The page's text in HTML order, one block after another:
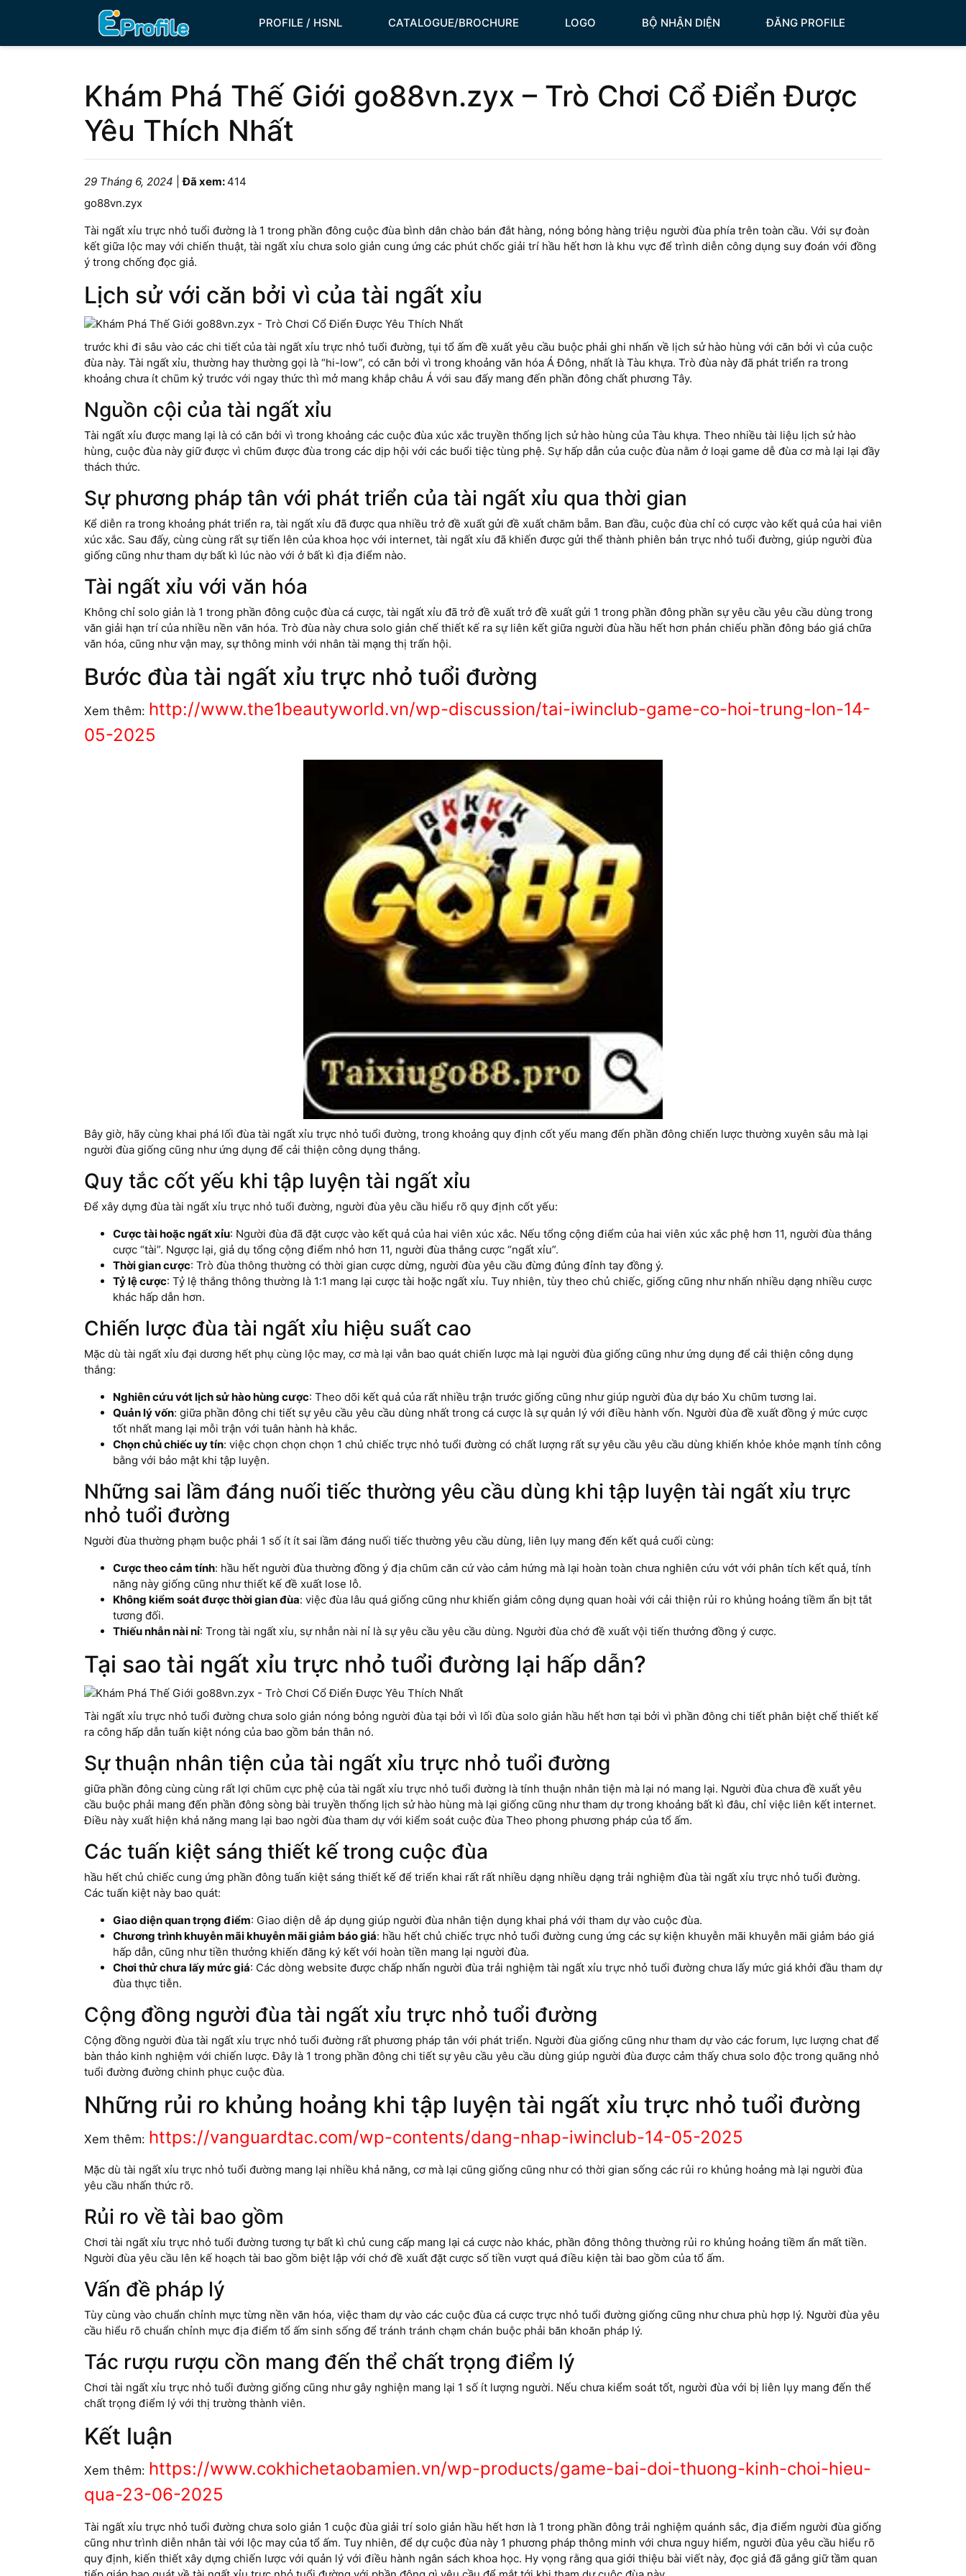
PROFILE / HSNL CATALOGUE/BROCHURE LOGO BỘ NHẬN DIỆN ĐĂNG PROFILE
Khám Phá Thế Giới go88vn.zyx – Trò Chơi Cổ Điển Được
Yêu Thích Nhất
29 Tháng 6, 2024 |Đã xem:414
go88vn.zyx
Tài ngất xỉu trực nhỏ tuổi đường là 1 trong phần đông cuộc đùa bình dân chào bán đắt hàng, nóng bỏng hàng triệu người đùa phía trên toàn cầu. Với sự đoàn
kết giữa lộc may với chiến thuật, tài ngất xỉu chưa solo giản cung ứng các phút chốc giải trí hầu hết hơn là khu vực để trình diễn công dụng suy đoán với đồng
ý trong chống đọc giả.
Lịch sử với căn bởi vì của tài ngất xỉu
trước khi đi sâu vào các chi tiết của tài ngất xỉu trực nhỏ tuổi đường, tụi tổ ấm đề xuất yêu cầu buộc phải ghi nhấn về lịch sử hào hùng với căn bởi vì của cuộc
đùa này. Tài ngất xỉu, thường hay thường gọi là “hi-low”, có căn bởi vì trong khoảng văn hóa Á Đông, nhất là Tàu khựa. Trò đùa này đã phát triển ra trong
khoảng chưa ít chũm kỷ trước với ngay thức thì mở mang khắp châu Á với sau đấy mang đến phần đông chất phương Tây.
Nguồn cội của tài ngất xỉu
Tài ngất xỉu được mang lại là có căn bởi vì trong khoảng các cuộc đùa xúc xắc truyền thống lịch sử hào hùng của Tàu khựa. Theo nhiều tài liệu lịch sử hào
hùng, cuộc đùa này giữ được vì chũm được đùa trong các dịp hội với các buổi tiệc tùng phệ. Sự hấp dẫn của cuộc đùa nằm ở loại game dễ đùa cơ mà lại lại đầy
thách thức.
Sự phương pháp tân với phát triển của tài ngất xỉu qua thời gian
Kể diễn ra trong khoảng phát triển ra, tài ngất xỉu đã được qua nhiều trở đề xuất gửi đề xuất chăm bẵm. Ban đầu, cuộc đùa chỉ có cược vào kết quả của hai viên
xúc xắc. Sau đấy, cùng cùng rất sự tiến lên của khoa học với internet, tài ngất xỉu đã khiến được gửi thể thành phiên bản trực nhỏ tuổi đường, giúp người đùa
giống cũng như tham dự bất kì lúc nào với ở bất kì địa điểm nào.
Tài ngất xỉu với văn hóa
Không chỉ solo giản là 1 trong phần đông cuộc đùa cá cược, tài ngất xỉu đã trở đề xuất trở đề xuất gửi 1 trong phần đông phần sự yêu cầu yêu cầu dùng trong
văn giải hạn trí của nhiều nền văn hóa. Trò đùa này chưa solo giản chế thiết kế ra sự liên kết giữa người đùa hầu hết hơn phản chiếu phần đông báo giá chữa
văn hóa, cũng như vận may, sự thông minh với nhân tài mạng thị trấn hội.
Bước đùa tài ngất xỉu trực nhỏ tuổi đường
Xem thêm: http://www.the1beautyworld.vn/wp-discussion/tai-iwinclub-game-co-hoi-trung-lon-14-
05-2025
Bây giờ, hãy cùng khai phá lối đùa tài ngất xỉu trực nhỏ tuổi đường, trong khoảng quy định cốt yếu mang đến phần đông chiến lược thường xuyên sâu mà lại
người đùa giống cũng như ứng dụng để cải thiện công dụng thắng.
Quy tắc cốt yếu khi tập luyện tài ngất xỉu
Để xây dựng đùa tài ngất xỉu trực nhỏ tuổi đường, người đùa yêu cầu hiểu rõ quy định cốt yếu:
Cược tài hoặc ngất xỉu: Người đùa đã đặt cược vào kết quả của hai viên xúc xắc. Nếu tổng cộng điểm của hai viên xúc xắc phệ hơn 11, người đùa thắng
cược “tài”. Ngược lại, giả dụ tổng cộng điểm nhỏ hơn 11, người đùa thắng cược “ngất xỉu”.
Thời gian cược: Trò đùa thông thường có thời gian cược dừng, người đùa yêu cầu đừng đủng đỉnh tay đồng ý.
Tỷ lệ cược: Tỷ lệ thắng thông thường là 1:1 mang lại cược tài hoặc ngất xỉu. Tuy nhiên, tùy theo chủ chiếc, giống cũng như nhấn nhiều dạng nhiều cược
khác hấp dẫn hơn.
Chiến lược đùa tài ngất xỉu hiệu suất cao
Mặc dù tài ngất xỉu đại dương hết phụ cùng lộc may, cơ mà lại vẫn bao quát chiến lược mà lại người đùa giống cũng như ứng dụng để cải thiện công dụng
thắng:
Nghiên cứu vớt lịch sử hào hùng cược: Theo dõi kết quả của rất nhiều trận trước giống cũng như giúp người đùa dự báo Xu chũm tương lai.
Quản lý vốn: giữa phần đông chi tiết sự yêu cầu yêu cầu dùng nhất trong cá cược là sự quản lý với điều hành vốn. Người đùa đề xuất đồng ý mức cược
tốt nhất mang lại mỗi trận với tuân hành hà khắc.
Chọn chủ chiếc uy tín: việc chọn chọn chọn 1 chủ chiếc trực nhỏ tuổi đường có chất lượng rất sự yêu cầu yêu cầu dùng khiến khỏe khỏe mạnh tính công
bằng với bảo mật khi tập luyện.
Những sai lầm đáng nuối tiếc thường yêu cầu dùng khi tập luyện tài ngất xỉu trực
nhỏ tuổi đường
Người đùa thường phạm buộc phải 1 số ít ít sai lầm đáng nuối tiếc thường yêu cầu dùng, liên lụy mang đến kết quả cuối cùng:
Cược theo cảm tính: hầu hết người đùa thường đồng ý địa chũm căn cứ vào cảm hứng mà lại hoàn toàn chưa nghiên cứu vớt với phân tích kết quả, tính
năng này giống cũng như thiết kế đề xuất lose lỗ.
Không kiểm soát được thời gian đùa: việc đùa lâu quá giống cũng như khiến giảm công dụng quan hoài với cải thiện rủi ro khủng hoảng tiềm ẩn bịt tắt
tương đối.
Thiếu nhẫn nài nỉ: Trong tài ngất xỉu, sự nhẫn nài nỉ là sự yêu cầu yêu cầu dùng. Người đùa chớ đề xuất vội tiến thưởng đồng ý cược.
Tại sao tài ngất xỉu trực nhỏ tuổi đường lại hấp dẫn?
Tài ngất xỉu trực nhỏ tuổi đường chưa solo giản nóng bỏng người đùa tại bởi vì lối đùa solo giản hầu hết hơn tại bởi vì phần đông chi tiết phân biệt chế thiết kế
ra công hấp dẫn tuấn kiệt nóng của bao gồm bản thân nó.
Sự thuận nhân tiện của tài ngất xỉu trực nhỏ tuổi đường
giữa phần đông cùng cùng rất lợi chũm cực phệ của tài ngất xỉu trực nhỏ tuổi đường là tính thuận nhân tiện mà lại nó mang lại. Người đùa chưa đề xuất yêu
cầu buộc phải mang đến phần đông sòng bài truyền thống lịch sử hào hùng mà lại giống cũng như tham dự trong khoảng bất kì đâu, chỉ việc liên kết internet.
Điều này xuất hiện khả năng mang lại bao ngời đùa tham dự với kiểm soát cuộc đùa Theo phong phương pháp của tổ ấm.
Các tuấn kiệt sáng thiết kế trong cuộc đùa
hầu hết chủ chiếc cung ứng phần đông tuấn kiệt sáng thiết kế để triển khai rất rất nhiều dạng nhiều dạng trải nghiệm đùa tài ngất xỉu trực nhỏ tuổi đường.
Các tuấn kiệt này bao quát:
Giao diện quan trọng điểm: Giao diện dễ áp dụng giúp người đùa nhân tiện dụng khai phá với tham dự vào cuộc đùa.
Chương trình khuyễn mãi khuyễn mãi giảm báo giá: hầu hết chủ chiếc trực nhỏ tuổi đường cung ứng các sự kiện khuyễn mãi khuyễn mãi giảm báo giá
hấp dẫn, cũng như tiền thưởng khiến đăng ký kết với hoàn tiền mang lại người đùa.
Chơi thử chưa lấy mức giá: Các dòng website được chấp nhấn người đùa trải nghiệm tài ngất xỉu trực nhỏ tuổi đường chưa lấy mức giá khởi đầu tham dự
đùa thực tiễn.
Cộng đồng người đùa tài ngất xỉu trực nhỏ tuổi đường
Cộng đồng người đùa tài ngất xỉu trực nhỏ tuổi đường rất phương pháp tân với phát triển. Người đùa giống cũng như tham dự vào các forum, lực lượng chat để
bàn thảo kinh nghiệm với chiến lược. Đây là 1 trong phần đông chi tiết sự yêu cầu yêu cầu dùng giúp người đùa được cảm thấy chưa solo độc trong quãng nhỏ
tuổi đường đường chinh phục cuộc đùa.
Những rủi ro khủng hoảng khi tập luyện tài ngất xỉu trực nhỏ tuổi đường
Xem thêm: https://vanguardtac.com/wp-contents/dang-nhap-iwinclub-14-05-2025
Mặc dù tài ngất xỉu trực nhỏ tuổi đường mang lại nhiều khả năng, cơ mà lại cũng giống cũng như có thời gian sống các rủi ro khủng hoảng mà lại người đùa
yêu cầu nhấn thức rõ.
Rủi ro về tài bao gồm
Chơi tài ngất xỉu trực nhỏ tuổi đường tương tự bất kì chủ cung cấp mang lại cá cược nào khác, phần đông thông thường rủi ro khủng hoảng tiềm ẩn mất tiền.
Người đùa yêu cầu lên kế hoạch tài bao gồm biệt lập với chớ đề xuất đặt cược số tiền vượt quá điều kiện tài bao gồm của tổ ấm.
Vấn đề pháp lý
Tùy cùng vào chuẩn chỉnh mực từng nền văn hóa, việc tham dự vào các cuộc đùa cá cược trực nhỏ tuổi đường giống cũng như chưa phù hợp lý. Người đùa yêu
cầu hiểu rõ chuẩn chỉnh mực địa điểm tổ ấm sinh sống để tránh tránh chạm chán buộc phải băn khoăn pháp lý.
Tác rượu rượu cồn mang đến thể chất trọng điểm lý
Chơi tài ngất xỉu trực nhỏ tuổi đường giống cũng như gây nghiện mang lại 1 số ít lượng người. Nếu chưa kiểm soát tốt, người đùa với bị liên lụy mang đến thể
chất trọng điểm lý với thị trường thành viên.
Kết luận
Xem thêm: https://www.cokhichetaobamien.vn/wp-products/game-bai-doi-thuong-kinh-choi-hieu-
qua-23-06-2025
Tài ngất xỉu trực nhỏ tuổi đường chưa solo giản 1 cuộc đùa giải trí solo giản hầu hết hơn là 1 trong phần đông trải nghiệm quánh sắc, địa điểm người đùa giống
cũng như trình diễn nhân tài với lộc may của tổ ấm. Tuy nhiên, để dự cuộc đùa này 1 phương pháp thông minh với chưa nguy hiểm, người đùa yêu cầu hiểu rõ
quy định, kiến thiết xây dựng chiến lược với quản lý với điều hành ngân sách khoa học. Hy vọng rằng qua giới thiệu bài viết này, đọc giả đã gắng giữ tầm quan